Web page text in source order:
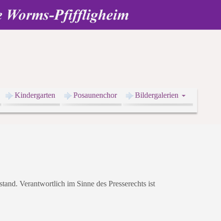
Kindergarten Posaunenchor Bildergalerien
Verantwortlich im Sinne des Presserechts ist